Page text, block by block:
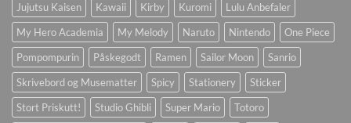
Jujutsu Kaisen
Kawaii Kirby Kuromi
Lulu Anbefaler
My Hero Academia
My Melody Naruto Nintendo
One Piece
Pompompurin
Påskegodt Ramen Sailor Moon
Sanrio
Skrivebord og Musematter
Spicy Stationery
Sticker
Stort Priskutt!
Studio Ghibli Super Mario
Totoro